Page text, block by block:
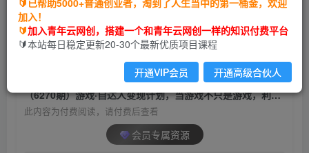
青年云网创
2年前发布
关注 私信
（6270期）游戏·自达人变现计划，当游戏不只是游戏，利用好短视频才是游戏的新时代
此内容为付费阅读，请付费后查看
会员专属资源
加入！
🔰加入青年云网创，搭建一个和青年云网创一样的知识付费平台
🔰本站每日稳定更新20-30个最新优质项目课程
开通VIP会员 开通高级合伙人